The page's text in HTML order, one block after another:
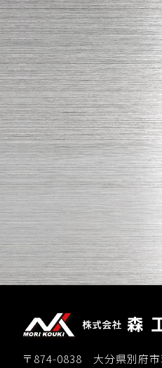
〒874-0838 大分県別府